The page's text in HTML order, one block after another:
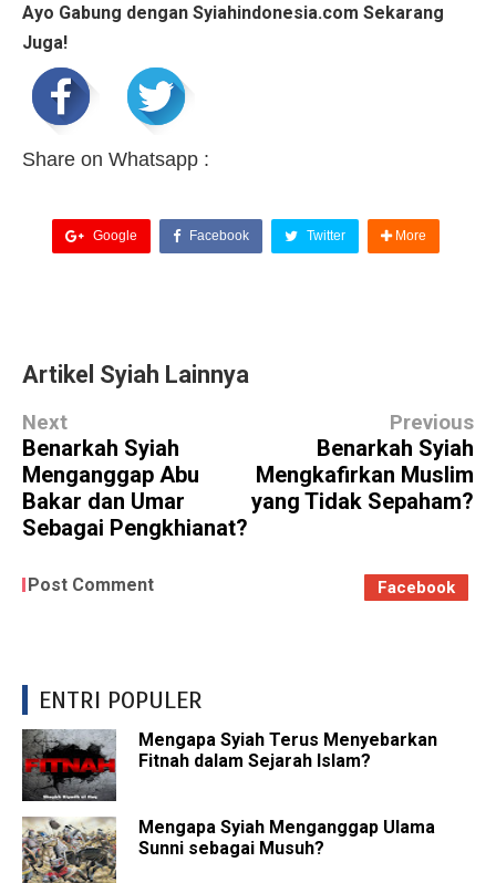
Ayo Gabung dengan Syiahindonesia.com Sekarang
Juga!
Share on Whatsapp :
Google Facebook Twitter More
Artikel Syiah Lainnya
Next
Benarkah Syiah
Menganggap Abu
Bakar dan Umar
Sebagai Pengkhianat?
Previous
Benarkah Syiah
Mengkafirkan Muslim
yang Tidak Sepaham?
Post Comment Facebook
ENTRI POPULER
Mengapa Syiah Terus Menyebarkan
Fitnah dalam Sejarah Islam?
Mengapa Syiah Menganggap Ulama
Sunni sebagai Musuh?